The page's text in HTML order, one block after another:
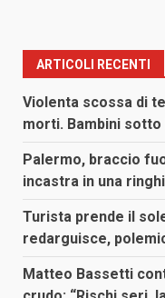
ARTICOLI RECENTI
Violenta scossa di
morti. Bambini
Palermo, braccio
incastra in una
Turista prende il
redarguisce,
Matteo Bassetti